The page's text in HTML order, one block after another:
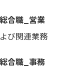
合職_営業
び関連業務
総合職_事務